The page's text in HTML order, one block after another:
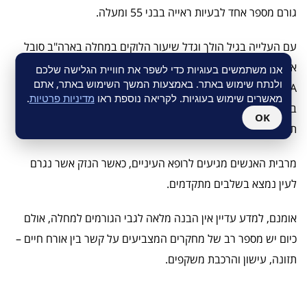
גורם מספר אחד לבעיות ראייה בבני 55 ומעלה.
עם העלייה בגיל הולך וגדל שיעור הלוקים במחלה בארה"ב סובל
אחד מכל שישה אנשים בגיל 55 ומעלה מבעיית ראייה כתוצאה מ-
DMA, וכ- 20,000 חולים חדשים מדי שנה יאבדו את יכולת הראייה
במרכז העין, בעין אחת או בשתיהן היות ולמוח יכולת להשלים
תמונות לא שלמות.
מרבית האנשים מגיעים לרופא העיניים, כאשר הנזק אשר נגרם
לעין נמצא בשלבים מתקדמים.
אומנם, למדע עדיין אין הבנה מלאה לגבי הגורמים למחלה, אולם
כיום יש מספר רב של מחקרים המצביעים על קשר בין אורח חיים –
תזונה, עישון והרכבת משקפים.
אנו משתמשים בעוגיות כדי לשפר את חוויית הגלישה שלכם
ולנתח שימוש באתר. באמצעות המשך השימוש באתר, אתם
מאשרים שימוש בעוגיות. לקריאה נוספת ראו מדיניות פרטיות.
OK